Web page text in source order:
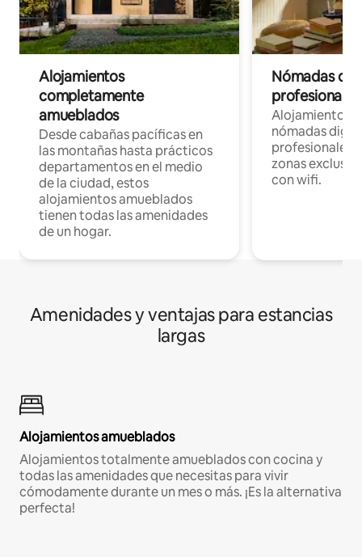
Alojamientos
completamente
amueblados
Desde cabañas pacíficas en
las montañas hasta prácticos
departamentos en el medio
de la ciudad, estos
alojamientos amueblados
tienen todas las amenidades
de un hogar.
Nómadas
Alojamientos
nómadas
profesionales
zonas
con wifi.
Amenidades y ventajas para estancias
largas
Alojamientos amueblados
Alojamientos totalmente amueblados con cocina y
todas las amenidades que necesitas para vivir
cómodamente durante un mes o más. ¡Es la alternativa
perfecta!